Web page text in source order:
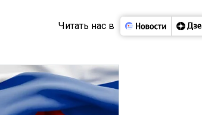
Читать нас в